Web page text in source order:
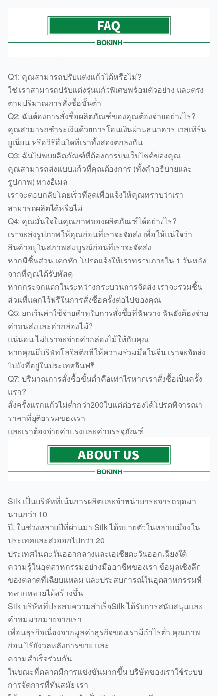
Q1: คุณสามารถปรับแต่งแก้วได้หรือไม่?
ใช่.เราสามารถปรับแต่งรุ่นแก้วพิเศษพร้อมตัวอย่าง และตรง
ตามปริมาณการสั่งซื้อขั้นต่ำ
Q2: ฉันต้องการสั่งซื้อผลิตภัณฑ์ของคุณต้องจ่ายอย่างไร?
คุณสามารถชำระเงินด้วยการโอนเงินผ่านธนาคาร เวสเทิร์น
ยูเนี่ยน หรือวิธีอื่นใดที่เราทั้งสองตกลงกัน
Q3: ฉันไม่พบผลิตภัณฑ์ที่ต้องการบนเว็บไซต์ของคุณ
คุณสามารถส่งแบบแก้วที่คุณต้องการ (ทั้งคำอธิบายและ
รูปภาพ) ทางอีเมล
เราจะตอบกลับโดยเร็วที่สุดเพื่อแจ้งให้คุณทราบว่าเรา
สามารถผลิตได้หรือไม่
Q4: คุณมั่นใจในคุณภาพของผลิตภัณฑ์ได้อย่างไร?
เราจะส่งรูปภาพให้คุณก่อนที่เราจะจัดส่ง เพื่อให้แน่ใจว่า
สินค้าอยู่ในสภาพสมบูรณ์ก่อนที่เราจะจัดส่ง
หากมีชิ้นส่วนแตกหัก โปรดแจ้งให้เราทราบภายใน 1 วันหลัง
จากที่คุณได้รับพัสดุ
หากกระจกแตกในระหว่างกระบวนการจัดส่ง เราจะรวมชิ้น
ส่วนที่แตกไว้ฟรีในการสั่งซื้อครั้งต่อไปของคุณ
Q5: ยกเว้นค่าใช้จ่ายสำหรับการสั่งซื้อที่ฉันวาง ฉันยังต้องจ่าย
ค่าขนส่งและค่ากล่องไม้?
แน่นอน ไม่!เราจะจ่ายค่ากล่องไม้ให้กับคุณ
หากคุณมีบริษัทโลจิสติกที่ให้ความร่วมมือในจีน เราจะจัดส่ง
ไปยังที่อยู่ในประเทศจีนฟรี
Q7: ปริมาณการสั่งซื้อขั้นต่ำคือเท่าไรหากเราสั่งซื้อเป็นครั้ง
แรก?
สั่งครั้งแรกแก้วไม่ต่ำกว่า200ใบแต่ต่อรองได้โปรดพิจารณา
ราคาที่ยุติธรรมของเรา
และเราต้องจ่ายค่าแรงและค่าบรรจุภัณฑ์
Silk เป็นบริษัทที่เน้นการผลิตและจำหน่ายกระจกรถขุดมา
นานกว่า 10
ปี. ในช่วงหลายปีที่ผ่านมา Silk ได้ขยายตัวในหลายเมืองใน
ประเทศและส่งออกไปกว่า 20
ประเทศในตะวันออกกลางและเอเชียตะวันออกเฉียงใต้
ความรู้ในอุตสาหกรรมอย่างมืออาชีพของเรา ข้อมูลเชิงลึก
ของตลาดที่เฉียบแหลม และประสบการณ์ในอุตสาหกรรมที่
หลากหลายได้สร้างขึ้น
Silk บริษัทที่ประสบความสำเร็จSilk ได้รับการสนับสนุนและ
คำชมมากมายจากเรา
เพื่อนธุรกิจเนื่องจากมูลค่าธุรกิจของเรามีกำไรต่ำ คุณภาพ
ก่อน ไร้กังวลหลังการขาย และ
ความสำเร็จร่วมกัน
ในขณะที่ตลาดมีการแข่งขันมากขึ้น บริษัทของเราใช้ระบบ
การจัดการที่ทันสมัย ​​เรา